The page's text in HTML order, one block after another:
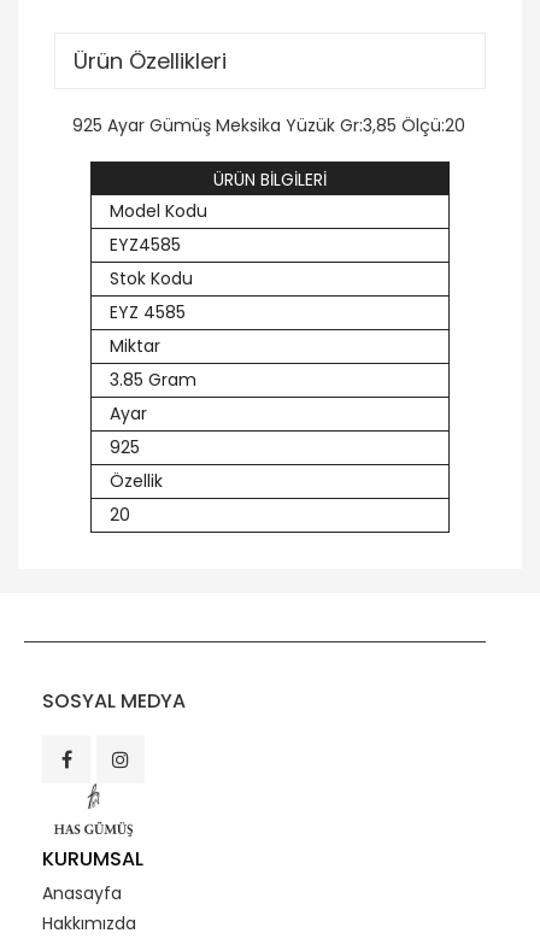
Ürün Özellikleri
925 Ayar Gümüş Meksika Yüzük Gr:3,85 Ölçü:20
ÜRÜN BİLGİLERİ
Model Kodu
EYZ4585
Stok Kodu
EYZ 4585
Miktar
3.85 Gram
Ayar
925
Özellik
20
SOSYAL MEDYA
KURUMSAL
Anasayfa
Hakkımızda